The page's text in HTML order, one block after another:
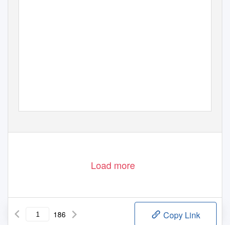
Load more
186 Copy Link